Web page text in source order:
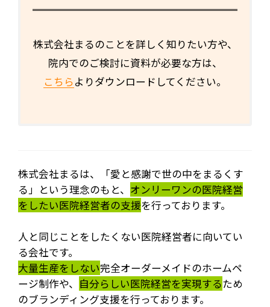
株式会社まるのことを詳しく知りたい方や、
院内でのご検討に資料が必要な方は、
こちらよりダウンロードしてください。
株式会社まるは、「愛と感謝で世の中をまるくす
る」という理念のもと、 オンリーワンの医院経営
をしたい医院経営者の支援を行っております。
人と同じことをしたくない医院経営者に向いてい
る会社です。
大量生産をしない完全オーダーメイドのホームペ
ージ制作や、 自分らしい医院経営を実現するため
のブランディング支援を行っております。